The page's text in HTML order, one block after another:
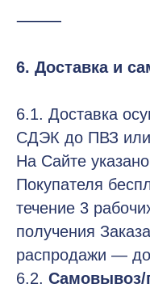
⸻
6. Доставка и
6.1. Доставка
СДЭК до ПВЗ или
На Сайте
Покупателя
течение 3
получения
распродажи —
6.2. Самовывоз/
Уход
Размерная